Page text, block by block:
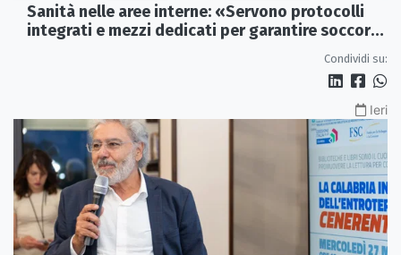
Sanità nelle aree interne: «Servono protocolli
integrati e mezzi dedicati per garantire soccorsi
Condividi su:
Ieri